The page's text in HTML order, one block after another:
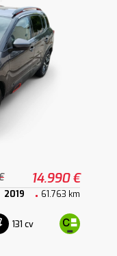
14.990 €
2019 61.763 km
131 cv